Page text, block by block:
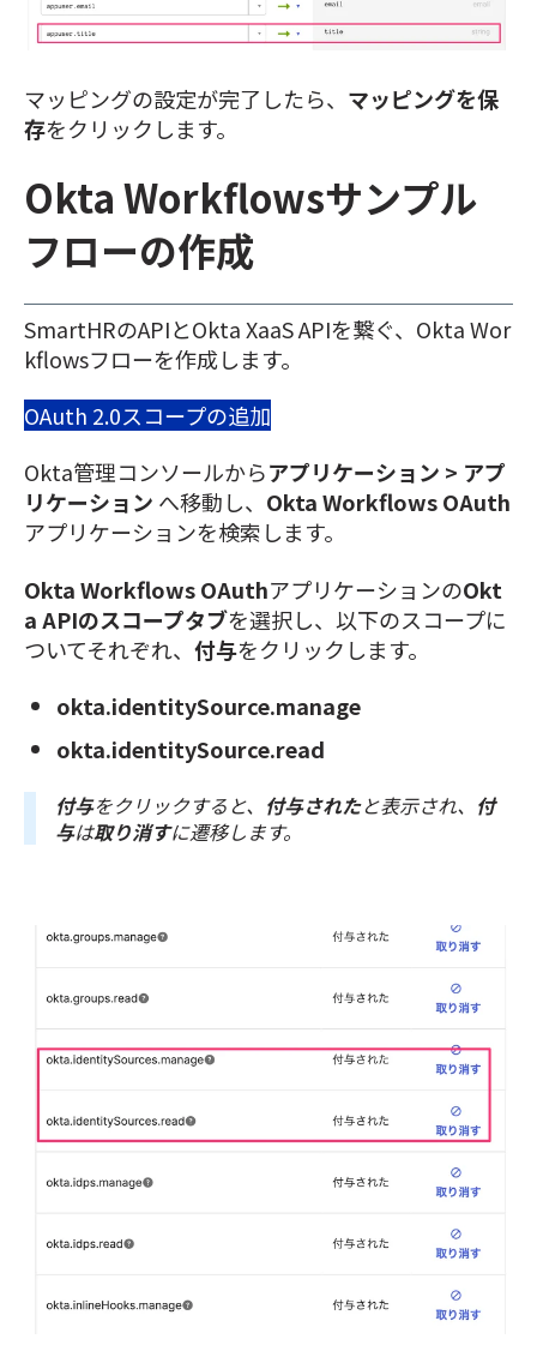
マッピングの設定が完了したら、 マッピングを保
存をクリックします。
Okta Workflowsサンプル
フローの作成
SmartHRのAPIとOkta XaaS APIを繋ぐ、Okta Wor
kflowsフローを作成します。
OAuth 2.0スコープの追加
Okta管理コンソールからアプリケーション > アプ
リケーション へ移動し、 Okta Workflows OAuth
アプリケーションを検索します。
Okta Workflows OAuthアプリケーションのOkt
a APIのスコープタブを選択し、以下のスコープに
ついてそれぞれ、 付与をクリックします。
okta.identitySource.manage
okta.identitySource.read
付与をクリックすると、 付与されたと表示され、 付
与は取り消すに遷移します。